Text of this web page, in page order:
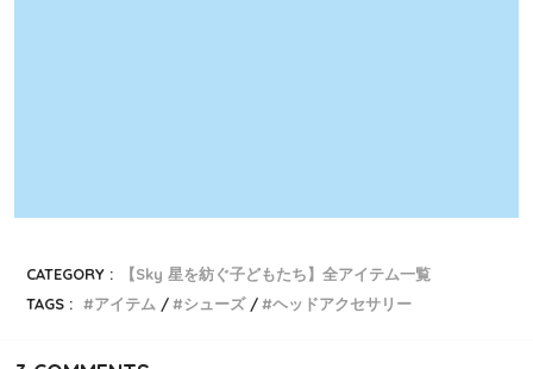
CATEGORY :
【Sky 星を紡ぐ子どもたち】全アイテム一覧
TAGS :
アイテム シューズ ヘッドアクセサリー